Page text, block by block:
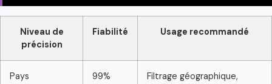
Niveau de
précision
Fiabilité Usage recommandé
Pays 99%
Filtrage géographique,